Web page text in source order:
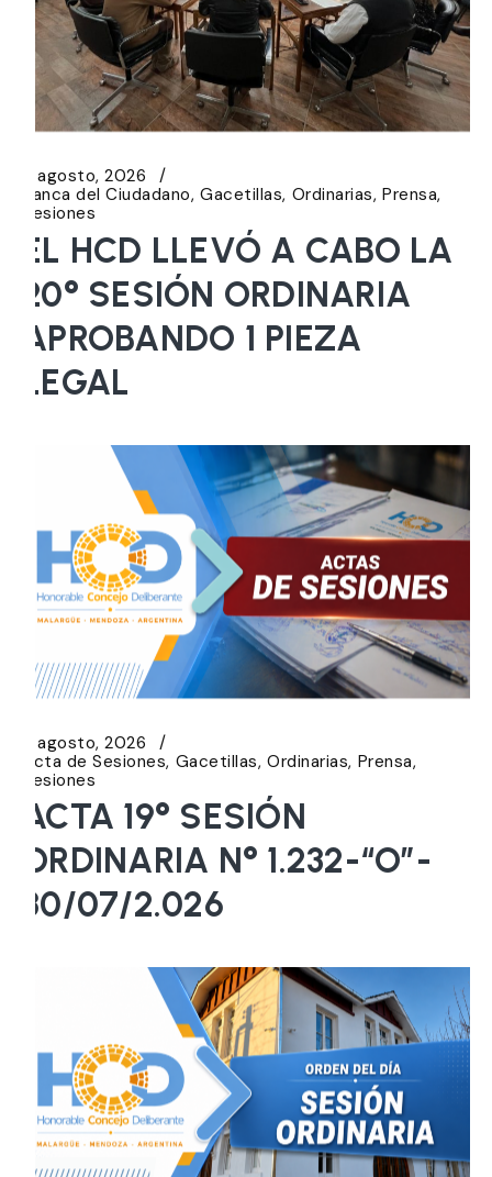
6 agosto, 2026
Banca del Ciudadano Gacetillas Ordinarias Prensa
Sesiones
EL HCD LLEVÓ A CABO LA
20° SESIÓN ORDINARIA
APROBANDO 1 PIEZA
LEGAL
5 agosto, 2026
Acta de Sesiones Gacetillas Ordinarias Prensa
Sesiones
ACTA 19° SESIÓN
ORDINARIA N° 1.232-“O”-
30/07/2.026